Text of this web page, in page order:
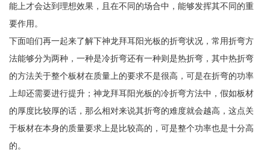
能上才会达到理想效果，且在不同的场合中，能够发挥其不同的重
要作用。
下面咱们再一起来了解下神龙拜耳阳光板的折弯状况，常用折弯方
法能够分为两种，一种是冷折弯还有一种则是热折弯，其中热折弯
的方法关于整个板材在质量上的要求不是很高，可是在折弯的功率
上却还需要进行提升；神龙拜耳阳光板的冷折弯方法中，假如板材
的厚度比较厚的话，那么相对来说其折弯的难度就会越高，这点关
于板材在本身的质量要求上是比较高的，可是整个功率也是十分高
的。